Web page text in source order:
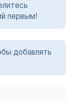
первым!
добавлять